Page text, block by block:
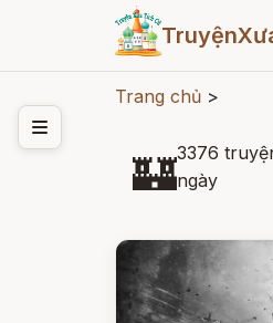
Trang chủ >
🏰3376
ngày